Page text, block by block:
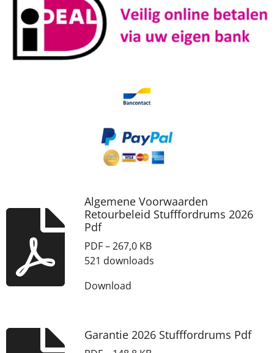
Algemene Voorwaarden
Retourbeleid Stufffordrums 2026
Pdf
PDF – 267,0 KB
521 downloads
Download
Garantie 2026 Stufffordrums Pdf